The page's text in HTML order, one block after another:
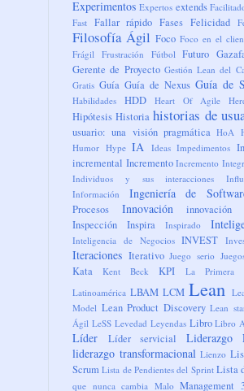
Experimentos Expertos extends
Fast Fallar rápido Fases Felicidad
Filosofía Ágil Foco Foco en el
Frágil Frustración Fútbol Futuro
Gerente de Proyecto Gestión Lean del
Gratis Guía Guía de Nexus Guía de
Habilidades HDD Heart Of Agile
Hipótesis Historia historias de
usuario: una visión pragmática HoA
Humor Hype IA Ideas Impedimentos
incremental Incremento Incremento
Individuos y sus interacciones
Información
Ingeniería de
Procesos
Innovación innovación
Inspección Inspira Inspirado
Inteligencia de Negocios INVEST
Iteraciones Iterativo Juego serio
Kata Kent Beck KPI La Primera
Latinoamérica LBAM LCM Lean
Model Lean Product Discovery Lean
Ágil LeSS Levedad Leyendas Libro Libro
Líder Líder servicial Liderazgo
liderazgo transformacional Lienzo
Scrum Lista de Pendientes del Sprint Lista
que nunca cambia Malo Management